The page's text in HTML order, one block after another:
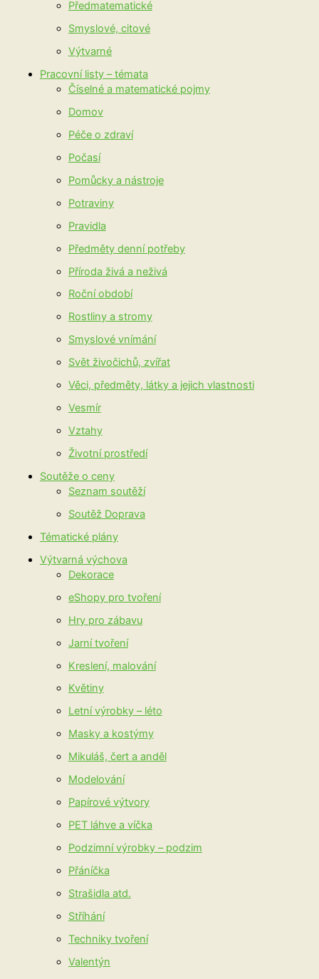
Předmatematické
Smyslové, citové
Výtvarné
Pracovní listy – témata
Číselné a matematické pojmy
Domov
Péče o zdraví
Počasí
Pomůcky a nástroje
Potraviny
Pravidla
Předměty denní potřeby
Příroda živá a neživá
Roční období
Rostliny a stromy
Smyslové vnímání
Svět živočichů, zvířat
Věci, předměty, látky a jejich vlastnosti
Vesmír
Vztahy
Životní prostředí
Soutěže o ceny
Seznam soutěží
Soutěž Doprava
Tématické plány
Výtvarná výchova
Dekorace
eShopy pro tvoření
Hry pro zábavu
Jarní tvoření
Kreslení, malování
Květiny
Letní výrobky – léto
Masky a kostýmy
Mikuláš, čert a anděl
Modelování
Papírové výtvory
PET láhve a víčka
Podzimní výrobky – podzim
Přáníčka
Strašidla atd.
Stříhání
Techniky tvoření
Valentýn